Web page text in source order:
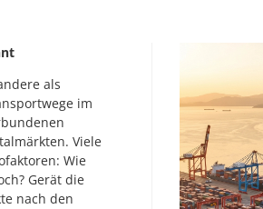
als
im
Viele
Wie
Gerät die
nach den